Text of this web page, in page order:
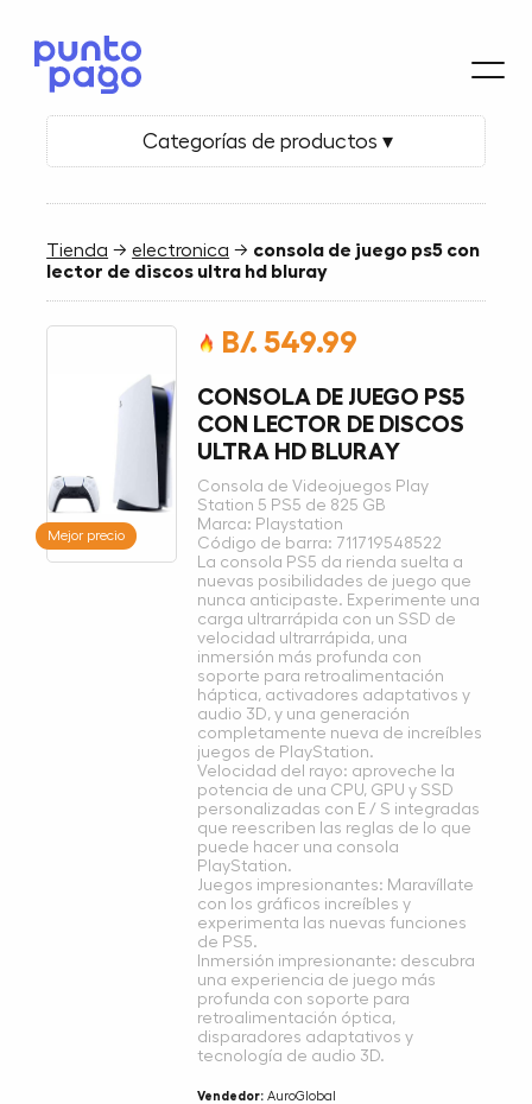
Categorías de productos ▾
Tienda →electronica → consola de juego ps5 con
lector de discos ultra hd bluray
Mejor precio
B/. 549.99
CONSOLA DE JUEGO PS5
CON LECTOR DE DISCOS
ULTRA HD BLURAY
Consola de Videojuegos Play
Station 5 PS5 de 825 GB
Marca: Playstation
Código de barra: 711719548522
La consola PS5 da rienda suelta a
nuevas posibilidades de juego que
nunca anticipaste. Experimente una
carga ultrarrápida con un SSD de
velocidad ultrarrápida, una
inmersión más profunda con
soporte para retroalimentación
háptica, activadores adaptativos y
audio 3D, y una generación
completamente nueva de increíbles
juegos de PlayStation.
Velocidad del rayo: aproveche la
potencia de una CPU, GPU y SSD
personalizadas con E / S integradas
que reescriben las reglas de lo que
puede hacer una consola
PlayStation.
Juegos impresionantes: Maravíllate
con los gráficos increíbles y
experimenta las nuevas funciones
de PS5.
Inmersión impresionante: descubra
una experiencia de juego más
profunda con soporte para
retroalimentación óptica,
disparadores adaptativos y
tecnología de audio 3D.
Vendedor: AuroGlobal